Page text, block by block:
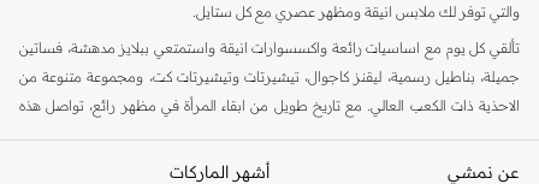
والتي توفر لك ملابس انيقة ومظهر عصري مع كل ستايل.
تألقي كل يوم مع اساسيات رائعة واكسسوارات انيقة واستمتعي ببلايز مدهشة، فساتين
جميلة، بناطيل رسمية، ليقنز كاجوال، تيشيرتات وتيشيرتات كت، ومجموعة متنوعة من
الاحذية ذات الكعب العالي. مع تاريخ طويل من ابقاء المرأة في مظهر رائع، تواصل هذه
كنت تقومين بتجديد خزانة ملابسك الملائمة للعمل، البحث عن فستان مثالي للحفلات او
عن نمشي أشهر الماركات